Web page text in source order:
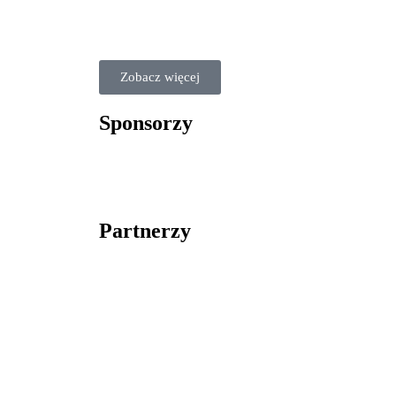
Zobacz więcej
Sponsorzy
Partnerzy